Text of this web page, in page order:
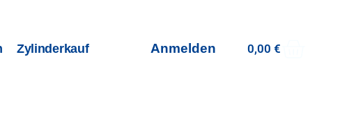
Zylinderkauf Anmelden 0,00€